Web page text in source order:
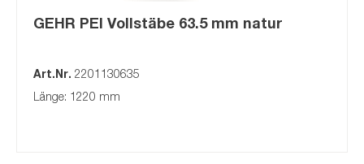
GEHR PEI Vollstäbe 63.5 mm natur
Art.Nr. 2201130635
Länge: 1220 mm